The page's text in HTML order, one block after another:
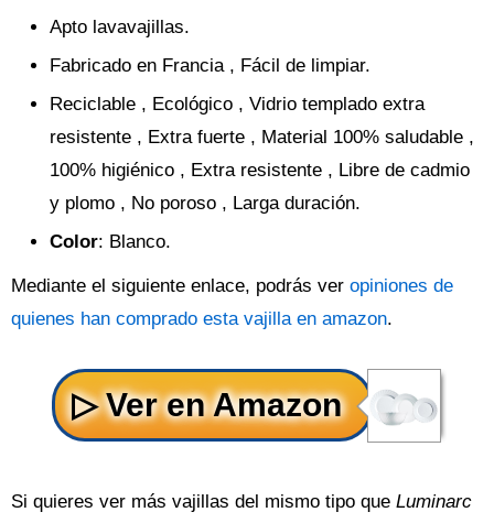
Apto lavavajillas.
Fabricado en Francia , Fácil de limpiar.
Reciclable , Ecológico , Vidrio templado extra
resistente , Extra fuerte , Material 100% saludable ,
100% higiénico , Extra resistente , Libre de cadmio
y plomo , No poroso , Larga duración.
Color: Blanco.
Mediante el siguiente enlace, podrás ver opiniones de
quienes han comprado esta vajilla en amazon.
Si quieres ver más vajillas del mismo tipo que Luminarc